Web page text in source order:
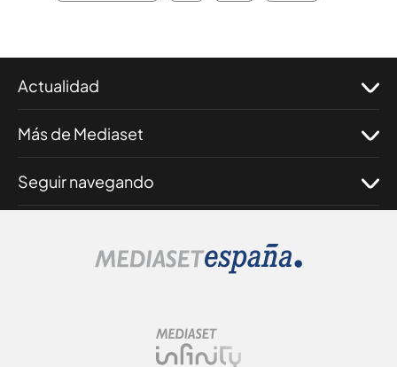
Actualidad
Más de Mediaset
Seguir navegando